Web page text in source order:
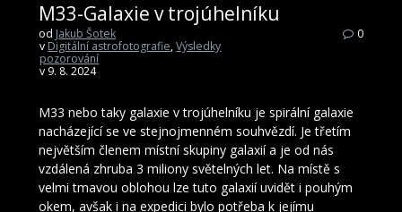
M33-Galaxie v trojúhelníku
od Jakub Šotek
v Digitální astrofotografie,Výsledky
pozorování
v 9. 8. 2024
0
M33 nebo taky galaxie v trojúhelníku je spirální galaxie
nacházející se ve stejnojmenném souhvězdí. Je třetím
největším členem místní skupiny galaxií a je od nás
vzdálená zhruba 3 miliony světelných let. Na místě s
velmi tmavou oblohou lze tuto galaxií uvidět i pouhým
okem, avšak i na expedici bylo potřeba k jejímu